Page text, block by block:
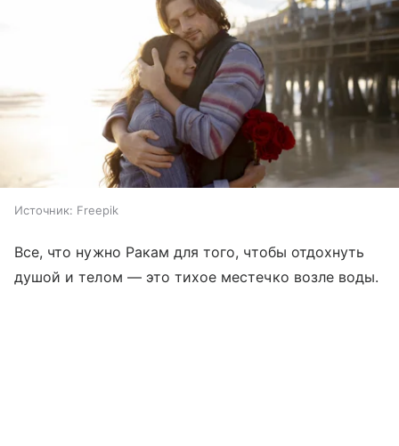
Источник: Freepik
Все, что нужно Ракам для того, чтобы отдохнуть
душой и телом — это тихое местечко возле воды.